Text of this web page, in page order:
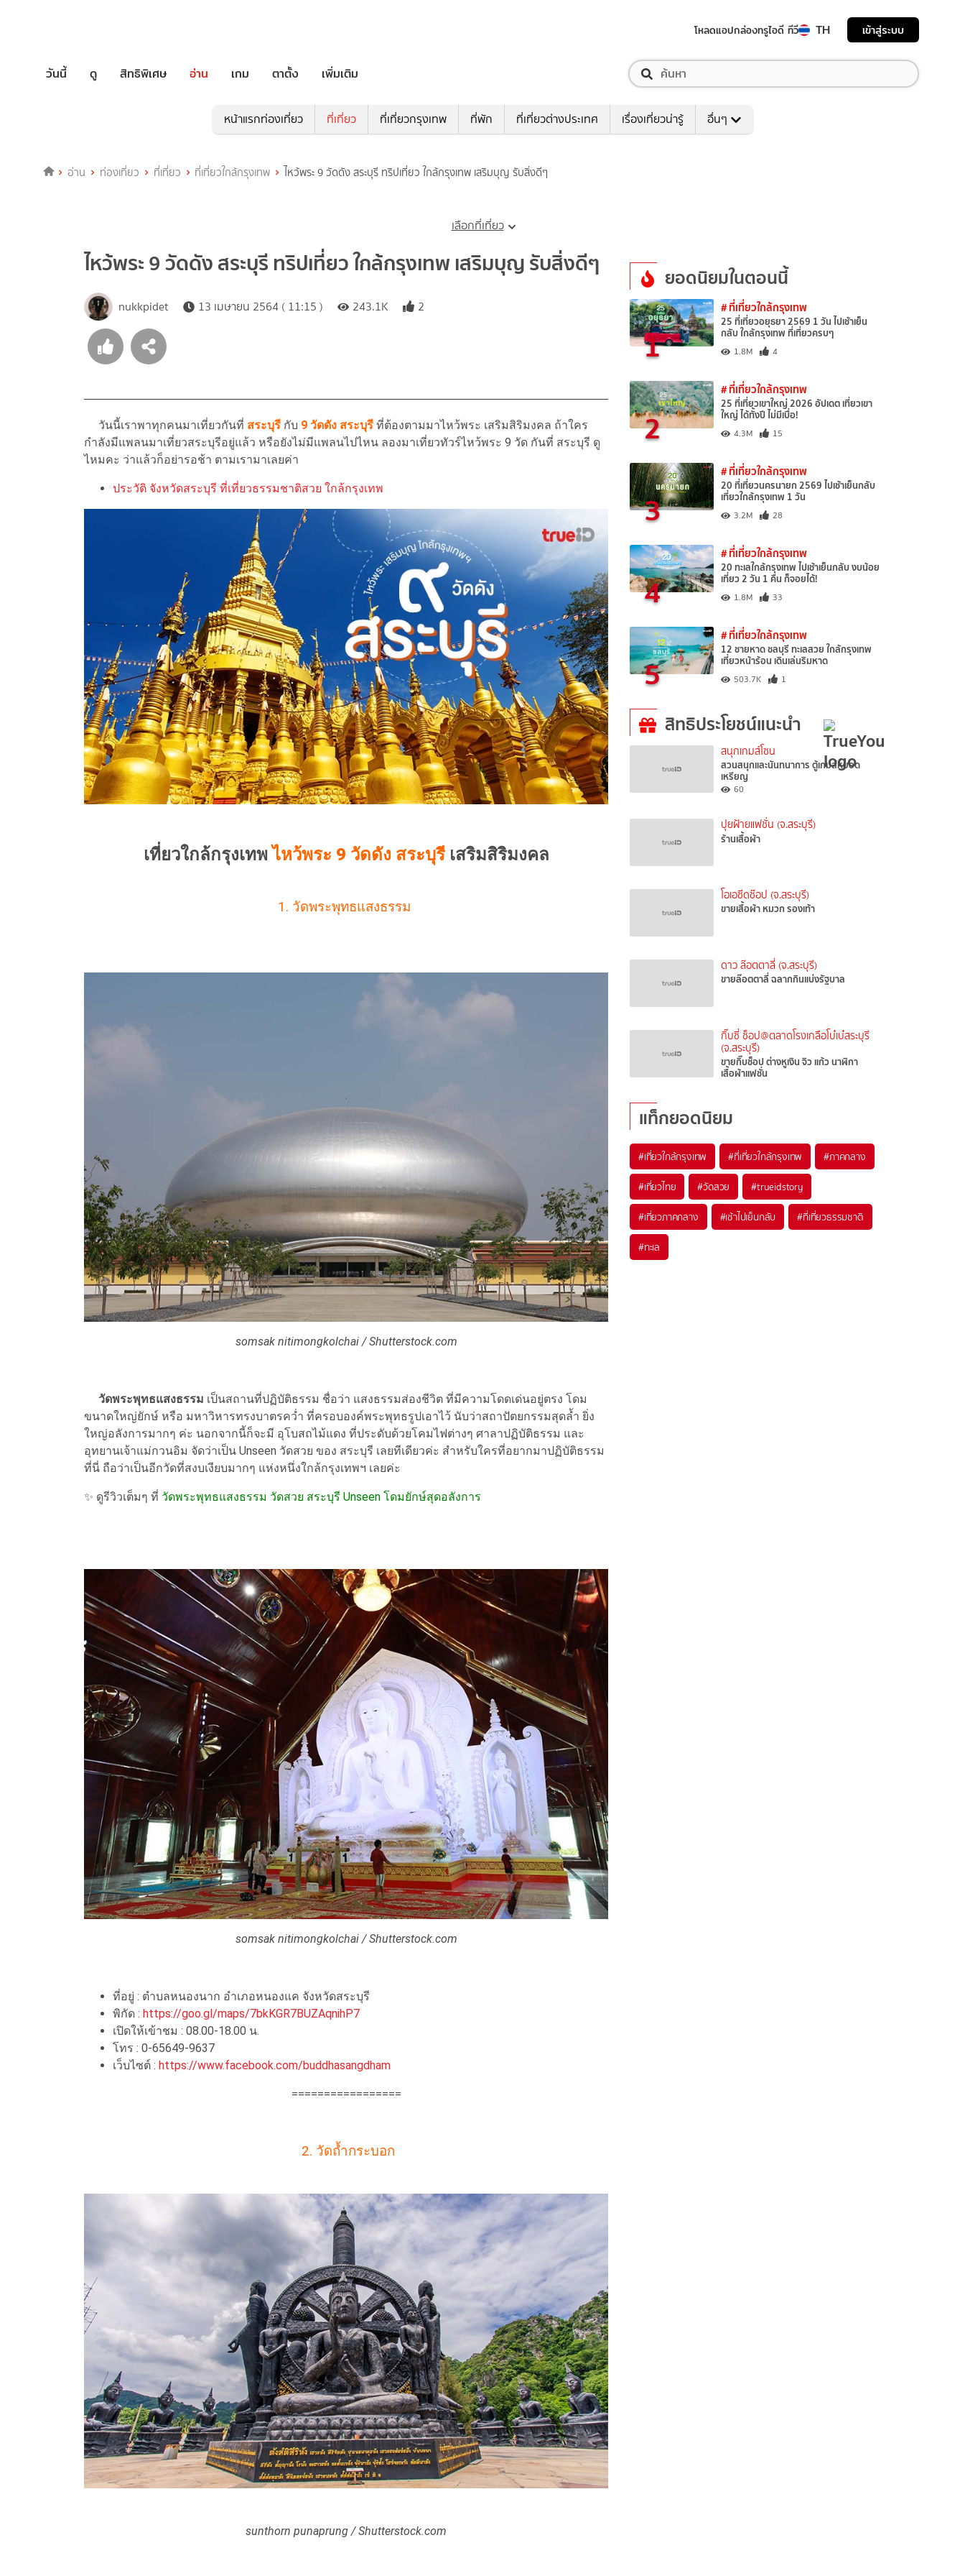
โหลดแอปกล่องทรูไอดี ทีวี TH เข้าสู่ระบบ
วันนี้ ดู สิทธิพิเศษ อ่าน เกม ตาตั้ง เพิ่มเติม
หน้าแรกท่องเที่ยว ที่เที่ยว ที่เที่ยวกรุงเทพ ที่พัก ที่เที่ยวต่างประเทศ เรื่องเที่ยวน่ารู้ อื่นๆ
อ่าน ท่องเที่ยว ที่เที่ยว ที่เที่ยวใกล้กรุงเทพ ไหว้พระ 9 วัดดัง สระบุรี ทริปเที่ยว ใกล้กรุงเทพ เสริมบุญ รับสิ่งดีๆ
เลือกที่เที่ยว
ไหว้พระ 9 วัดดัง สระบุรี ทริปเที่ยว ใกล้กรุงเทพ เสริมบุญ รับสิ่งดีๆ
nukkpidet 13 เมษายน 2564 ( 11:15 ) 243.1K 2
วันนี้เราพาทุกคนมาเที่ยวกันที่ สระบุรี กับ 9 วัดดัง สระบุรี ที่ต้องตามมาไหว้พระ เสริมสิริมงคล ถ้าใคร
กำลังมีแพลนมาเที่ยวสระบุรีอยู่แล้ว หรือยังไม่มีแพลนไปไหน ลองมาเที่ยวทัวร์ไหว้พระ 9 วัด กันที่ สระบุรี ดู
ไหมคะ ว่าแล้วก็อย่ารอช้า ตามเรามาเลยค่า
ประวัติ จังหวัดสระบุรี ที่เที่ยวธรรมชาติสวย ใกล้กรุงเทพ
เที่ยวใกล้กรุงเทพไหว้พระ 9 วัดดัง สระบุรีเสริมสิริมงคล
1. วัดพระพุทธแสงธรรม
somsak nitimongkolchai / Shutterstock.com
วัดพระพุทธแสงธรรม เป็นสถานที่ปฏิบัติธรรม ชื่อว่า แสงธรรมส่องชีวิต ที่มีความโดดเด่นอยู่ตรง โดม
ขนาดใหญ่ยักษ์ หรือ มหาวิหารทรงบาตรคว่ำ ที่ครอบองค์พระพุทธรูปเอาไว้ นับว่าสถาปัตยกรรมสุดล้ำ ยิ่ง
ใหญ่อลังการมากๆ ค่ะ นอกจากนี้ก็จะมี อุโบสถไม้แดง ที่ประดับด้วยโคมไฟต่างๆ ศาลาปฏิบัติธรรม และ
อุทยานเจ้าแม่กวนอิม จัดว่าเป็น Unseen วัดสวย ของ สระบุรี เลยทีเดียวค่ะ สำหรับใครที่อยากมาปฏิบัติธรรม
ที่นี่ ถือว่าเป็นอีกวัดที่สงบเงียบมากๆ แห่งหนึ่งใกล้กรุงเทพฯ เลยค่ะ
✨ ดูรีวิวเต็มๆ ที่ วัดพระพุทธแสงธรรม วัดสวย สระบุรี Unseen โดมยักษ์สุดอลังการ
somsak nitimongkolchai / Shutterstock.com
ที่อยู่ : ตำบลหนองนาก อำเภอหนองแค จังหวัดสระบุรี
พิกัด : https://goo.gl/maps/7bkKGR7BUZAqnihP7
เปิดให้เข้าชม : 08.00-18.00 น.
โทร : 0-65649-9637
เว็บไซต์ : https://www.facebook.com/buddhasangdham
=================
2. วัดถ้ำกระบอก
sunthorn punaprung / Shutterstock.com
ยอดนิยมในตอนนี้
1
# ที่เที่ยวใกล้กรุงเทพ
25 ที่เที่ยวอยุธยา 2569 1 วัน ไปเช้าเย็น
กลับ ใกล้กรุงเทพ ที่เที่ยวครบๆ
1.8M 4
2
# ที่เที่ยวใกล้กรุงเทพ
25 ที่เที่ยวเขาใหญ่ 2026 อัปเดต เที่ยวเขา
ใหญ่ ได้ทั้งปี ไม่มีเบื่อ!
4.3M 15
3
# ที่เที่ยวใกล้กรุงเทพ
20 ที่เที่ยวนครนายก 2569 ไปเช้าเย็นกลับ
เที่ยวใกล้กรุงเทพ 1 วัน
3.2M 28
4
# ที่เที่ยวใกล้กรุงเทพ
20 ทะเลใกล้กรุงเทพ ไปเช้าเย็นกลับ งบน้อย
เที่ยว 2 วัน 1 คืน ก็จอยได้!
1.8M 33
5
# ที่เที่ยวใกล้กรุงเทพ
12 ชายหาด ชลบุรี ทะเลสวย ใกล้กรุงเทพ
เที่ยวหน้าร้อน เดินเล่นริมหาด
503.7K 1
สิทธิประโยชน์แนะนำ
สนุกเกมส์โซน
สวนสนุกและนันทนาการ ตู้เกมส์หยอด
เหรียญ
60
ปุยฝ้ายแฟชั่น (จ.สระบุรี)
ร้านเสื้อผ้า
โอเอซีดช๊อป (จ.สระบุรี)
ขายเสื้อผ้า หมวก รองเท้า
ดาว ล๊อตตาลี่ (จ.สระบุรี)
ขายล๊อตตาลี่ ฉลากกินแบ่งรัฐบาล
กิ๊บซี่ ช็อป@ตลาดโรงเกลือโบ๋เบ๋สระบุรี
(จ.สระบุรี)
ขายกิ๊บช็อป ต่างหูเงิน จิว แก้ว นาฬิกา
เสื้อผ้าแฟชั่น
แท็กยอดนิยม
#เที่ยวใกล้กรุงเทพ #ที่เที่ยวใกล้กรุงเทพ #ภาคกลาง
#เที่ยวไทย #วัดสวย #trueidstory
#เที่ยวภาคกลาง #เช้าไปเย็นกลับ #ที่เที่ยวธรรมชาติ
#ทะเล